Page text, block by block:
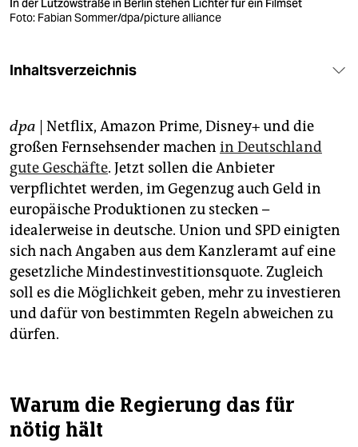
fragen & hilfe
abo
epaper login
In der Lützowstraße in Berlin stehen Lichter für ein Filmset
Foto: Fabian Sommer/dpa/picture alliance
Inhaltsverzeichnis
dpa | Netflix, Amazon Prime, Disney+ und die
großen Fernsehsender machen in Deutschland
gute Geschäfte. Jetzt sollen die Anbieter
verpflichtet werden, im Gegenzug auch Geld in
europäische Produktionen zu stecken –
idealerweise in deutsche. Union und SPD einigten
sich nach Angaben aus dem Kanzleramt auf eine
gesetzliche Mindestinvestitionsquote. Zugleich
soll es die Möglichkeit geben, mehr zu investieren
und dafür von bestimmten Regeln abweichen zu
dürfen.
Warum die Regierung das für
nötig hält